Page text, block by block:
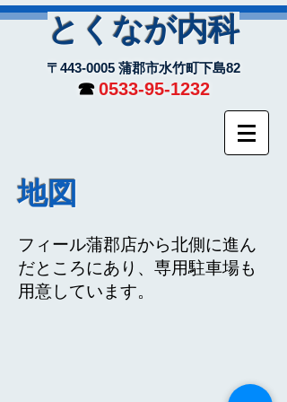
とくなが内科
〒443-0005 蒲郡市水竹町下島82
☎︎0533-95-1232
地図
フィール蒲郡店から北側に進ん
だところにあり、専用駐車場も
用意しています。​